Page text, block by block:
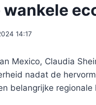
14:17
Mexico, Claudia
nadat de
belangrijke